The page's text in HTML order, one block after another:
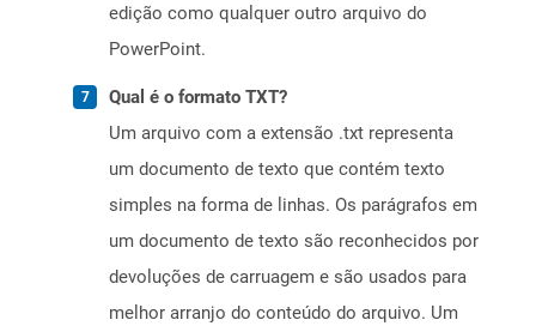
edição como qualquer outro arquivo do
PowerPoint.
Qual é o formato TXT?
Um arquivo com a extensão .txt representa
um documento de texto que contém texto
simples na forma de linhas. Os parágrafos em
um documento de texto são reconhecidos por
devoluções de carruagem e são usados ​​para
melhor arranjo do conteúdo do arquivo. Um